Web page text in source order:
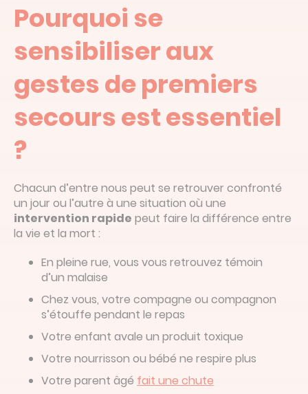
Pourquoi se
sensibiliser aux
gestes de premiers
secours est essentiel
?
Chacun d’entre nous peut se retrouver confronté
un jour ou l’autre à une situation où une
intervention rapide peut faire la différence entre
la vie et la mort :
En pleine rue, vous vous retrouvez témoin
d’un malaise
Chez vous, votre compagne ou compagnon
s’étouffe pendant le repas
Votre enfant avale un produit toxique
Votre nourrisson ou bébé ne respire plus
Votre parent âgé fait une chute